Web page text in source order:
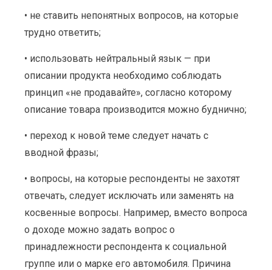
• не ставить непонятных вопросов, на которые
трудно ответить;
• использовать нейтральный язык — при
описании продукта необходимо соблюдать
принцип «не продавайте», согласно которому
описание товара производится можно буднично;
• переход к новой теме следует начать с
вводной фразы;
• вопросы, на которые респонденты не захотят
отвечать, следует исключать или заменять на
косвенные вопросы. Например, вместо вопроса
о доходе можно задать вопрос о
принадлежности респондента к социальной
группе или о марке его автомобиля. Причина